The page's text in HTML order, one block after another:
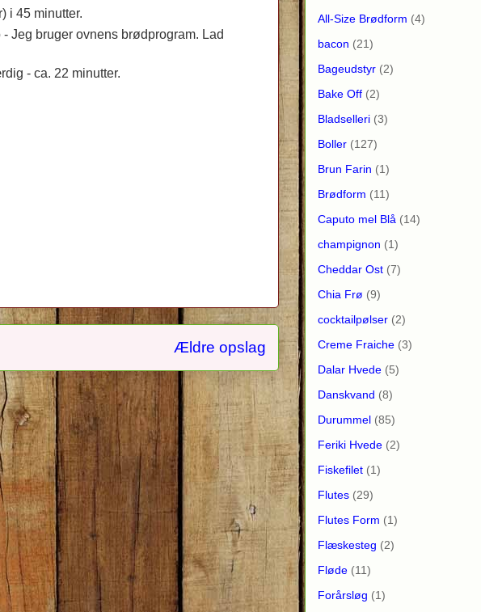
i 45 minutter.
Jeg bruger ovnens brødprogram. Lad
- ca. 22 minutter.
Ældre opslag
All-Size Brødform (4)
bacon (21)
Bageudstyr (2)
Bake Off (2)
Bladselleri (3)
Boller (127)
Brun Farin (1)
Brødform (11)
Caputo mel Blå (14)
champignon (1)
Cheddar Ost (7)
Chia Frø (9)
cocktailpølser (2)
Creme Fraiche (3)
Dalar Hvede (5)
Danskvand (8)
Durummel (85)
Feriki Hvede (2)
Fiskefilet (1)
Flutes (29)
Flutes Form (1)
Flæskesteg (2)
Fløde (11)
Forårsløg (1)